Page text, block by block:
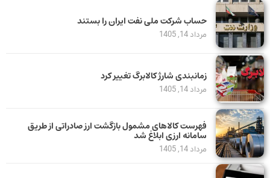
حساب‌ شرکت ملی نفت ایران را بستند
مرداد 14, 1405
زمانبندی شارژ کالابرگ تغییر کرد
مرداد 14, 1405
فهرست کالاهای مشمول بازگشت ارز صادراتی از طریق
سامانه ارزی ابلاغ شد
مرداد 14, 1405